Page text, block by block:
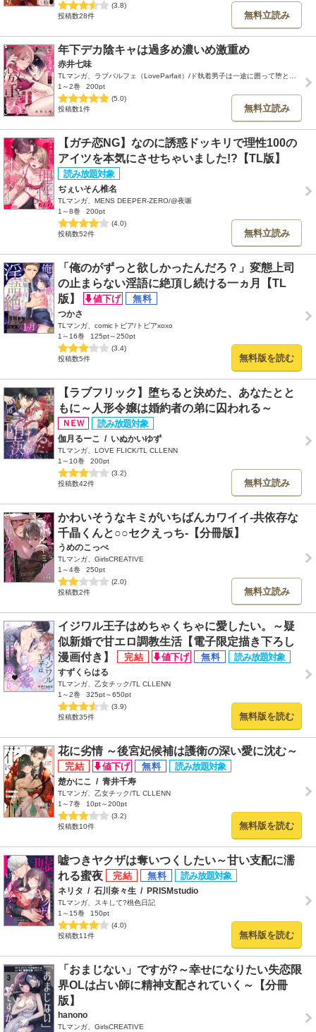
(3.8)
投稿数28件
無料立読み
年下デカ陰キャは過多め濃いめ激重め
赤井七味
TLマンガ、ラブパルフェ（LoveParfait）/ド執着男子は一途に囲って堕としたいアンソロジー
1～2巻
200pt
(5.0)
投稿数1件
無料立読み
【ガチ恋NG】なのに誘惑ドッキリで理性100の
アイツを本気にさせちゃいました!?【TL版】
ぢぇいそん椎名
TLマンガ、MENS DEEPER-ZERO/@夜噺
1～8巻
200pt
(4.0)
投稿数52件
無料立読み
「俺のがずっと欲しかったんだろ？」変態上司
の止まらない淫語に絶頂し続ける一ヵ月【TL
版】
つかさ
TLマンガ、comicトピア/トピアxoxo
1～16巻
125pt～250pt
(3.4)
投稿数5件
無料版を読む
【ラブフリック】堕ちると決めた、あなたとと
もに～人形令嬢は婚約者の弟に囚われる～
伽月るーこ / いぬかいゆず
TLマンガ、LOVE FLICK/TL CLLENN
1～10巻
200pt
(3.2)
投稿数42件
無料立読み
かわいそうなキミがいちばんカワイイ-共依存な
千晶くんと○○セクえっち-【分冊版】
うめのこっぺ
TLマンガ、GirlsCREATIVE
1～4巻
250pt
(2.0)
投稿数2件
無料立読み
イジワル王子はめちゃくちゃに愛したい。～疑
似新婚で甘エロ調教生活【電子限定描き下ろし
漫画付き】
すずくらはる
TLマンガ、乙女チック/TL CLLENN
1～2巻
325pt～650pt
(3.9)
投稿数35件
無料版を読む
花に劣情 ～後宮妃候補は護衛の深い愛に沈む～
楚かにこ / 青井千寿
TLマンガ、乙女チック/TL CLLENN
1～7巻
10pt～200pt
(3.2)
投稿数10件
無料版を読む
嘘つきヤクザは奪いつくしたい～甘い支配に濡
れる蜜夜
ネリタ / 石川奈々生 / PRISMstudio
TLマンガ、スキして?桃色日記
1～15巻
150pt
(4.0)
投稿数11件
無料版を読む
「おまじない」ですが?～幸せになりたい失恋限
界OLは占い師に精神支配されていく～【分冊
版】
hanono
TLマンガ、GirlsCREATIVE